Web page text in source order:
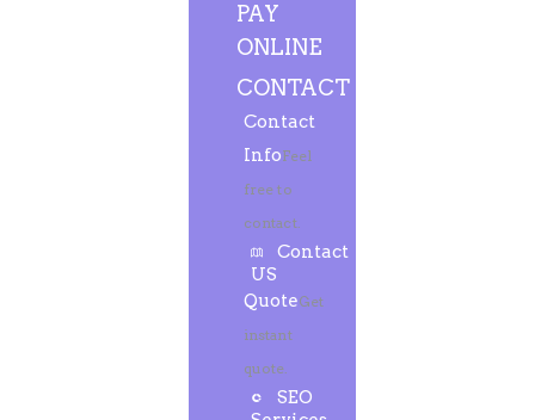
PAY
ONLINE
CONTACT
Contact
InfoFeel
free to
contact.
Contact
US
QuoteGet
instant
quote.
SEO